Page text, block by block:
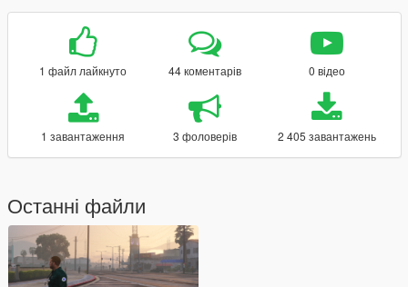
1 файл лайкнуто 44 коментарів 0 відео
1 завантаження 3 фоловерів 2 405 завантажень
Останні файли